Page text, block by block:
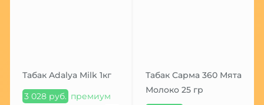
Табак Adalya Milk 1кг
3 028 руб. премиум
Табак Сарма 360 Мята
Молоко 25 гр